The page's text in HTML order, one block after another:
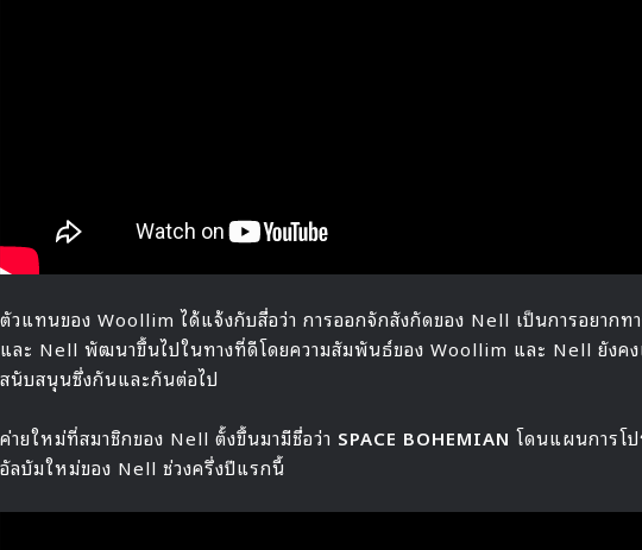
ตัวแทนของ Woollim ได้แจ้งกับสื่อว่า การออกจักสังกัดของ Nell เป็นการอยาก
และ Nell พัฒนาขึ้นไปในทางที่ดีโดยความสัมพันธ์ของ Woollim และ Nell ยังคง
สนับสนุนซึ่งกันและกันต่อไป
ค่ายใหม่ที่สมาชิกของ Nell ตั้งขึ้นมามีชื่อว่า SPACE BOHEMIAN โดนแผนการโ
อัลบัมใหม่ของ Nell ช่วงครึ่งปีแรกนี้